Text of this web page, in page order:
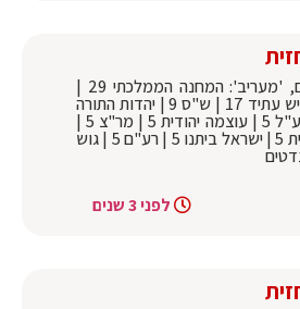
סקר מנדטים, 'מעריב': המחנה הממלכתי 29 |
הליכוד 28 | יש עתיד 17 | ש"ס 9 | יהדות התורה
7 | חד"ש תע"ל 5 | עוצמה יהודית 5 | מר"צ 5 |
הציונות הדתית 5 | ישראל ביתנו 5 | רע"ם 5 | גוש
לפני 3 שנים